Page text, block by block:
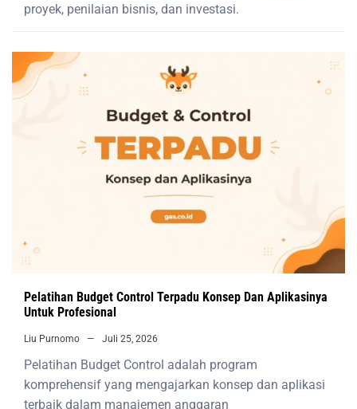
proyek, penilaian bisnis, dan investasi.
Pelatihan Budget Control Terpadu Konsep Dan Aplikasinya
Untuk Profesional
Liu Purnomo Juli 25, 2026
Pelatihan Budget Control adalah program
komprehensif yang mengajarkan konsep dan aplikasi
terbaik dalam manajemen anggaran